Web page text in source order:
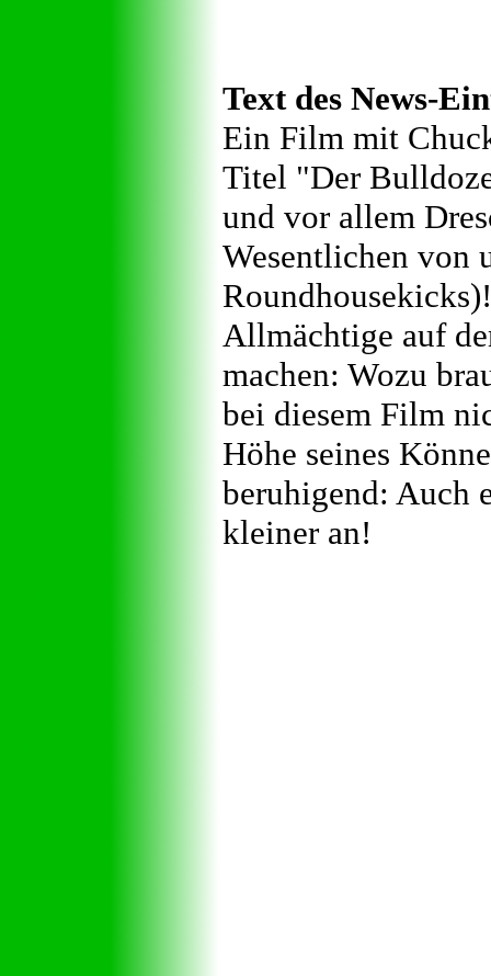
Text des News-
Ein Film mit
Titel "Der
und vor allem
Wesentlichen von
Allmächtige auf
machen: Wozu
bei diesem Film
Höhe seines
beruhigend: Auch
kleiner an!